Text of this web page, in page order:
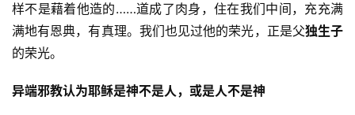
样不是藉着他造的……道成了肉身，住在我们中间，充充满
满地有恩典，有真理。我们也见过他的荣光，正是父独生子
的荣光。
异端邪教认为耶稣是神不是人，或是人不是神